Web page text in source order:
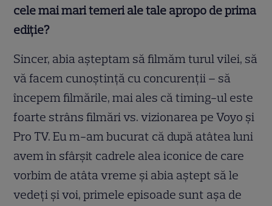
cele mai mari temeri ale tale apropo de prima
ediție?
Sincer, abia așteptam să filmăm turul vilei, să
vă facem cunoștință cu concurenții – să
începem filmările, mai ales că timing-ul este
foarte strâns filmări vs. vizionarea pe Voyo și
Pro TV. Eu m-am bucurat că după atâtea luni
avem în sfârșit cadrele alea iconice de care
vorbim de atâta vreme și abia aștept să le
vedeți și voi, primele episoade sunt așa de